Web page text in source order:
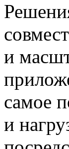
и
самое
и